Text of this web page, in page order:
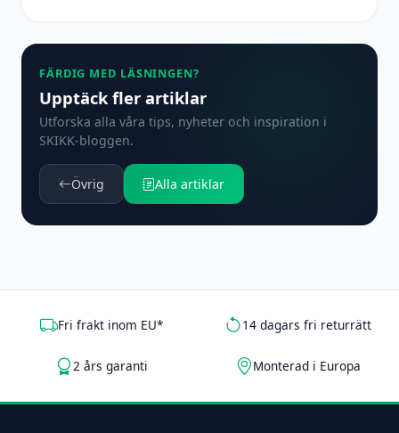
FÄRDIG MED LÄSNINGEN?
Upptäck fler artiklar
Utforska alla våra tips, nyheter och inspiration i
SKIKK-bloggen.
Övrig Alla artiklar
Fri frakt inom EU* 14 dagars fri returrätt
2 års garanti Monterad i Europa